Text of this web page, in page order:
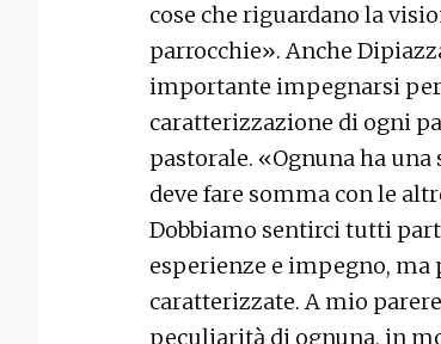
cose che riguardano la
parrocchie». Anche
importante impegnarsi
caratterizzazione di ogni
pastorale. «Ognuna ha
deve fare somma con le
Dobbiamo sentirci tutti
esperienze e impegno,
caratterizzate. A mio
peculiarità di ognuna, in